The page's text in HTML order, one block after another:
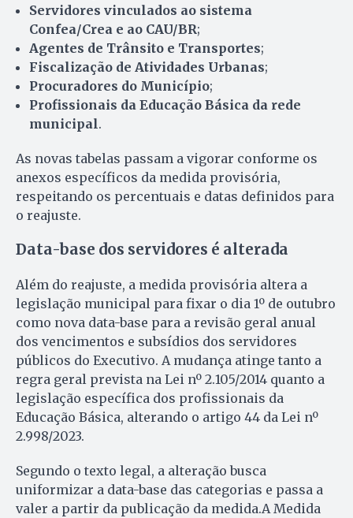
Servidores vinculados ao sistema
Confea/Crea e ao CAU/BR;
Agentes de Trânsito e Transportes;
Fiscalização de Atividades Urbanas;
Procuradores do Município;
Profissionais da Educação Básica da rede
municipal.
As novas tabelas passam a vigorar conforme os
anexos específicos da medida provisória,
respeitando os percentuais e datas definidos para
o reajuste.
Data-base dos servidores é alterada
Além do reajuste, a medida provisória altera a
legislação municipal para fixar o dia 1º de outubro
como nova data-base para a revisão geral anual
dos vencimentos e subsídios dos servidores
públicos do Executivo. A mudança atinge tanto a
regra geral prevista na Lei nº 2.105/2014 quanto a
legislação específica dos profissionais da
Educação Básica, alterando o artigo 44 da Lei nº
2.998/2023.
Segundo o texto legal, a alteração busca
uniformizar a data-base das categorias e passa a
valer a partir da publicação da medida.A Medida